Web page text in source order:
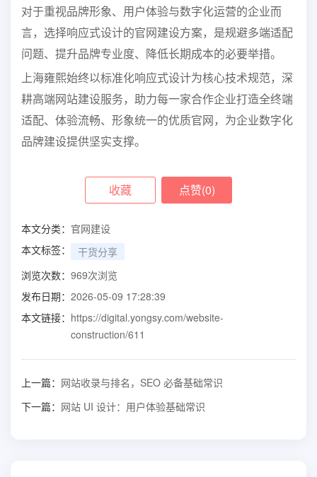
对于重视品牌形象、用户体验与数字化运营的企业而
言，选择响应式设计的官网建设方案，是规避多端适配
问题、提升品牌专业度、降低长期成本的必要举措。
上海雍熙始终以标准化响应式设计为核心技术规范，深
耕高端网站建设服务，助力每一家合作企业打造全终端
适配、体验流畅、形象统一的优质官网，为企业数字化
品牌建设提供坚实支撑。
收藏 点赞(0)
本文分类： 官网建设
本文标签：
干货分享
浏览次数： 969次浏览
发布日期： 2026-05-09 17:28:39
本文链接： https://digital.yongsy.com/website-
construction/611
上一篇： 网站收录与排名，SEO 必备基础常识
下一篇： 网站 UI 设计：用户体验基础常识